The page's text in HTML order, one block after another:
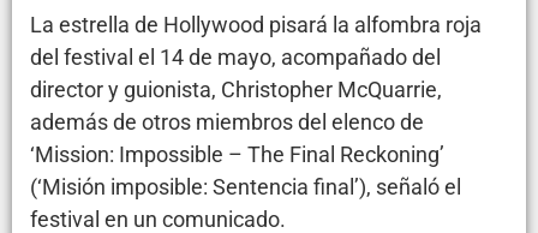
La estrella de Hollywood pisará la alfombra roja
del festival el 14 de mayo, acompañado del
director y guionista, Christopher McQuarrie,
además de otros miembros del elenco de
‘Mission: Impossible – The Final Reckoning’
(‘Misión imposible: Sentencia final’), señaló el
festival en un comunicado.